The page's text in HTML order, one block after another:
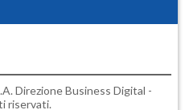
Direzione Business Digital -
riservati.